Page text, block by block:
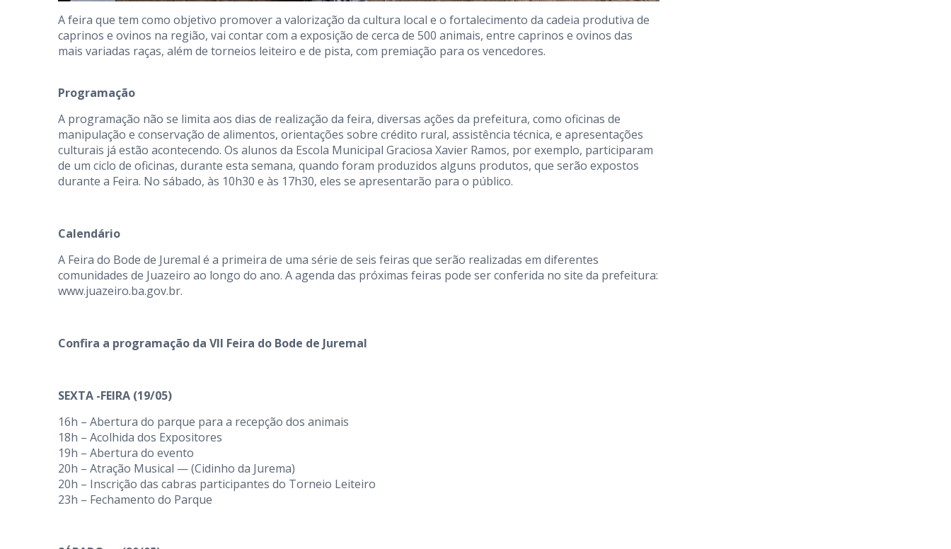
A feira que tem como objetivo promover a valorização da cultura local e o fortalecimento da cadeia produtiva de
caprinos e ovinos na região, vai contar com a exposição de cerca de 500 animais, entre caprinos e ovinos das
mais variadas raças, além de torneios leiteiro e de pista, com premiação para os vencedores.
Programação
A programação não se limita aos dias de realização da feira, diversas ações da prefeitura, como oficinas de
manipulação e conservação de alimentos, orientações sobre crédito rural, assistência técnica, e apresentações
culturais já estão acontecendo. Os alunos da Escola Municipal Graciosa Xavier Ramos, por exemplo, participaram
de um ciclo de oficinas, durante esta semana, quando foram produzidos alguns produtos, que serão expostos
durante a Feira. No sábado, às 10h30 e às 17h30, eles se apresentarão para o público.
Calendário
A Feira do Bode de Juremal é a primeira de uma série de seis feiras que serão realizadas em diferentes
comunidades de Juazeiro ao longo do ano. A agenda das próximas feiras pode ser conferida no site da prefeitura:
www.juazeiro.ba.gov.br.
Confira a programação da VII Feira do Bode de Juremal
SEXTA -FEIRA (19/05)
16h – Abertura do parque para a recepção dos animais
18h – Acolhida dos Expositores
19h – Abertura do evento
20h – Atração Musical — (Cidinho da Jurema)
20h – Inscrição das cabras participantes do Torneio Leiteiro
23h – Fechamento do Parque